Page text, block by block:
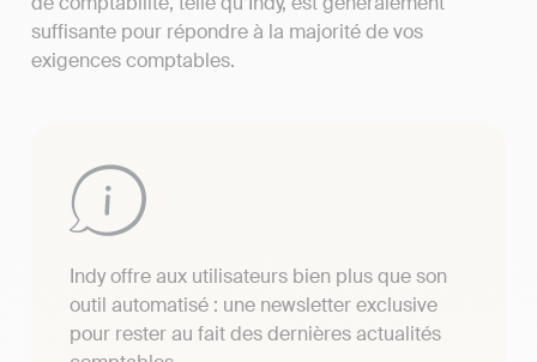
suffisante pour répondre à la majorité de vos
exigences comptables.
Indy offre aux utilisateurs bien plus que son
outil automatisé : une newsletter exclusive
pour rester au fait des dernières actualités